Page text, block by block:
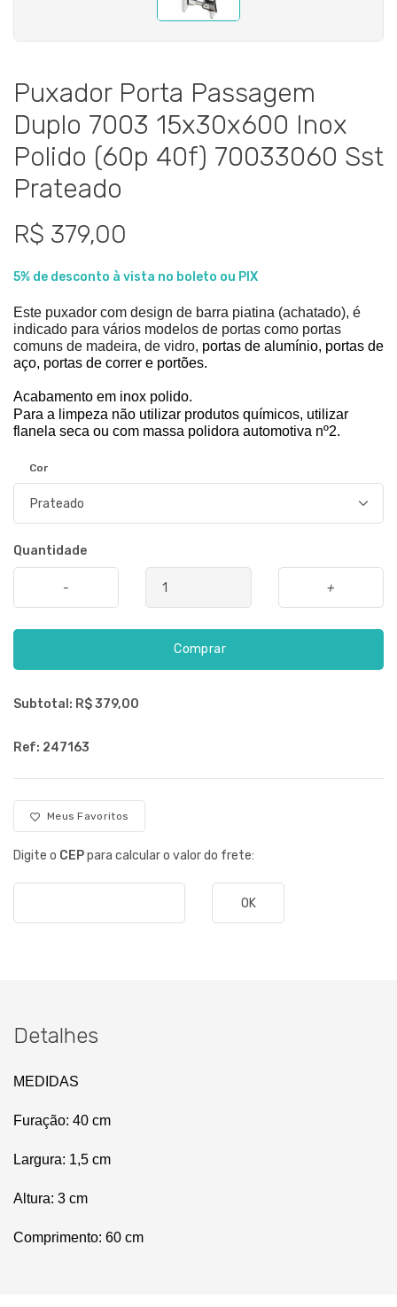
Puxador Porta Passagem
Duplo 7003 15x30x600 Inox
Polido (60p 40f) 70033060 Sst
Prateado
R$ 379,00
5% de desconto à vista no boleto ou PIX
Este puxador com design de barra piatina (achatado), é
indicado para vários modelos de portas como portas
comuns de madeira, de vidro, portas de alumínio, portas de
aço, portas de correr e portões.
Acabamento em inox polido.
Para a limpeza não utilizar produtos químicos, utilizar
flanela seca ou com massa polidora automotiva nº2.
Cor
Quantidade
- +
Comprar
Subtotal: R$379,00
Ref: 247163
Meus Favoritos
Digite o CEPpara calcular o valor do frete:
OK
Detalhes
MEDIDAS
Furação: 40 cm
Largura: 1,5 cm
Altura: 3 cm
Comprimento: 60 cm